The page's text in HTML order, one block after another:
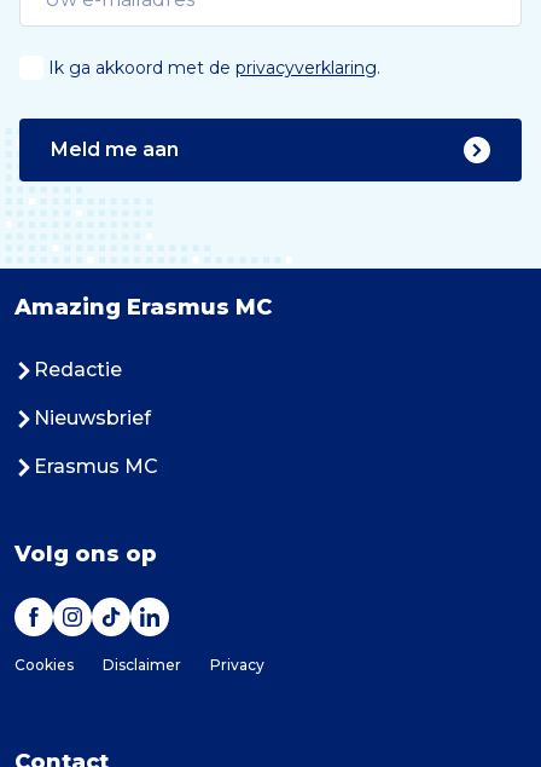
Ik ga akkoord met de privacyverklaring.
Meld me aan
Amazing Erasmus MC
Redactie
Nieuwsbrief
Erasmus MC
Volg ons op
Cookies Disclaimer Privacy